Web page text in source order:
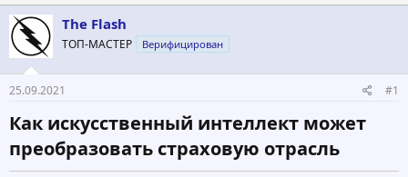
т
о
р
т
е
м
т
а
н
ч
а
The Flash
ТОП-МАСТЕР Верифицирован
25.09.2021 #1
Как искусственный интеллект может
преобразовать страховую отрасль​